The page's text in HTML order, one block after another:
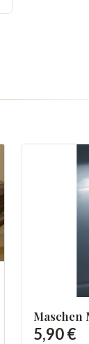
Maschen
5,90 €